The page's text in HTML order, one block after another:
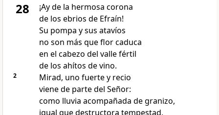
28
¡Ay de la hermosa corona
de los ebrios de Efraín!
Su pompa y sus atavíos
no son más que flor caduca
en el cabezo del valle fértil
de los ahítos de vino.
2
Mirad, uno fuerte y recio
viene de parte del Señor:
como lluvia acompañada de granizo,
igual que destructora tempestad,